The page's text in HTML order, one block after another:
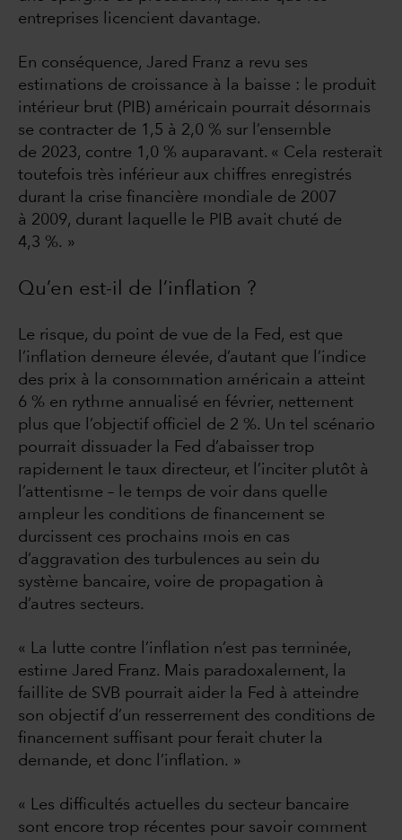
entreprises licencient davantage.
En conséquence, Jared Franz a revu ses
estimations de croissance à la baisse : le produit
intérieur brut (PIB) américain pourrait désormais
se contracter de 1,5 à 2,0 % sur l’ensemble
de 2023, contre 1,0 % auparavant. « Cela resterait
toutefois très inférieur aux chiffres enregistrés
durant la crise financière mondiale de 2007
à 2009, durant laquelle le PIB avait chuté de
4,3 %. »
Qu’en est-il de l’inflation ?
Le risque, du point de vue de la Fed, est que
l’inflation demeure élevée, d’autant que l’indice
des prix à la consommation américain a atteint
6 % en rythme annualisé en février, nettement
plus que l’objectif officiel de 2 %. Un tel scénario
pourrait dissuader la Fed d’abaisser trop
rapidement le taux directeur, et l’inciter plutôt à
l’attentisme – le temps de voir dans quelle
ampleur les conditions de financement se
durcissent ces prochains mois en cas
d’aggravation des turbulences au sein du
système bancaire, voire de propagation à
d’autres secteurs.
« La lutte contre l’inflation n’est pas terminée,
estime Jared Franz. Mais paradoxalement, la
faillite de SVB pourrait aider la Fed à atteindre
son objectif d’un resserrement des conditions de
financement suffisant pour ferait chuter la
demande, et donc l’inflation. »
« Les difficultés actuelles du secteur bancaire
sont encore trop récentes pour savoir comment